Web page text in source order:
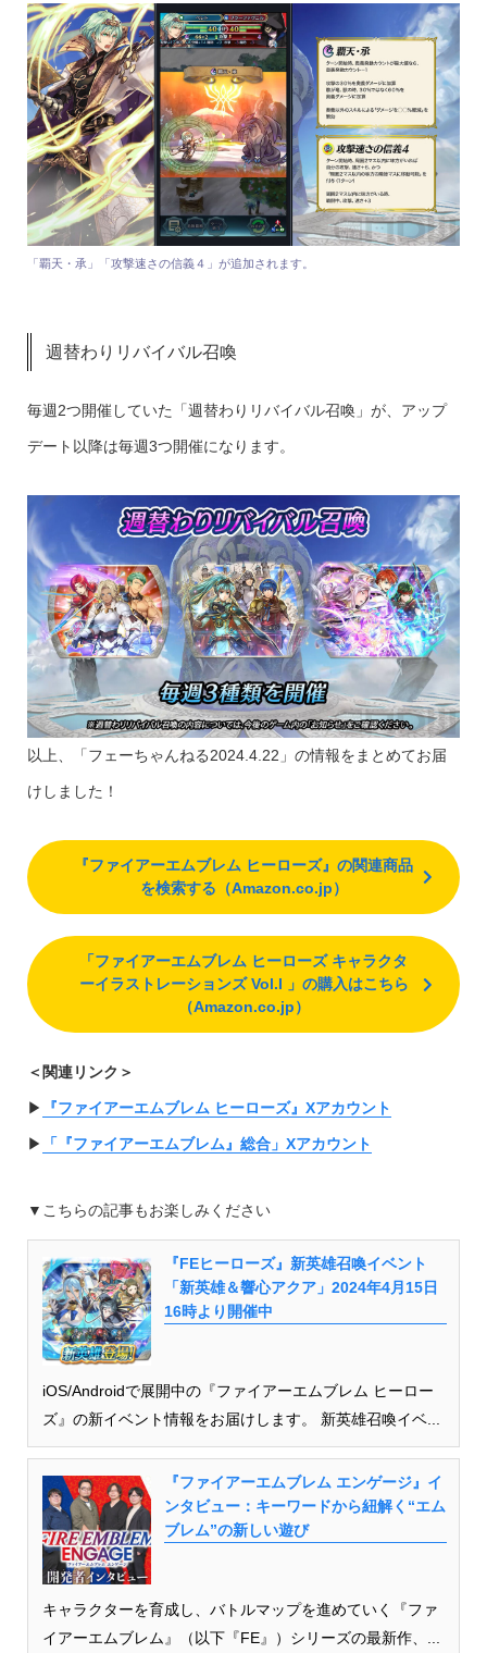
「覇天・承」「攻撃速さの信義４」が追加されます。
週替わりリバイバル召喚
毎週2つ開催していた「週替わりリバイバル召喚」が、アップ
デート以降は毎週3つ開催になります。
以上、「フェーちゃんねる2024.4.22」の情報をまとめてお届
けしました！
『ファイアーエムブレム ヒーローズ』の関連商品
を検索する（Amazon.co.jp）
「ファイアーエムブレム ヒーローズ キャラクタ
ーイラストレーションズ Vol.I 」の購入はこちら
（Amazon.co.jp）
＜関連リンク＞
▶︎ 『ファイアーエムブレム ヒーローズ』Xアカウント
▶︎ 「『ファイアーエムブレム』総合」Xアカウント
▼こちらの記事もお楽しみください
『FEヒーローズ』新英雄召喚イベント
「新英雄＆響心アクア」2024年4月15日
16時より開催中
iOS/Androidで展開中の『ファイアーエムブレム ヒーロー
ズ』の新イベント情報をお届けします。 新英雄召喚イベ...
『ファイアーエムブレム エンゲージ』イ
ンタビュー：キーワードから紐解く“エム
ブレム”の新しい遊び
キャラクターを育成し、バトルマップを進めていく『ファ
イアーエムブレム』（以下『FE』）シリーズの最新作、...